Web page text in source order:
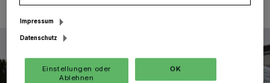
Impressum
Datenschutz
Einstellungen oder
Ablehnen
OK